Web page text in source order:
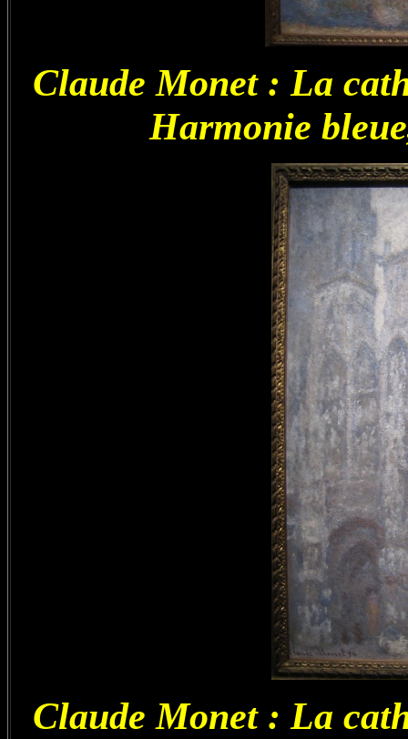
Claude Monet : La
Harmonie
Claude Monet : La